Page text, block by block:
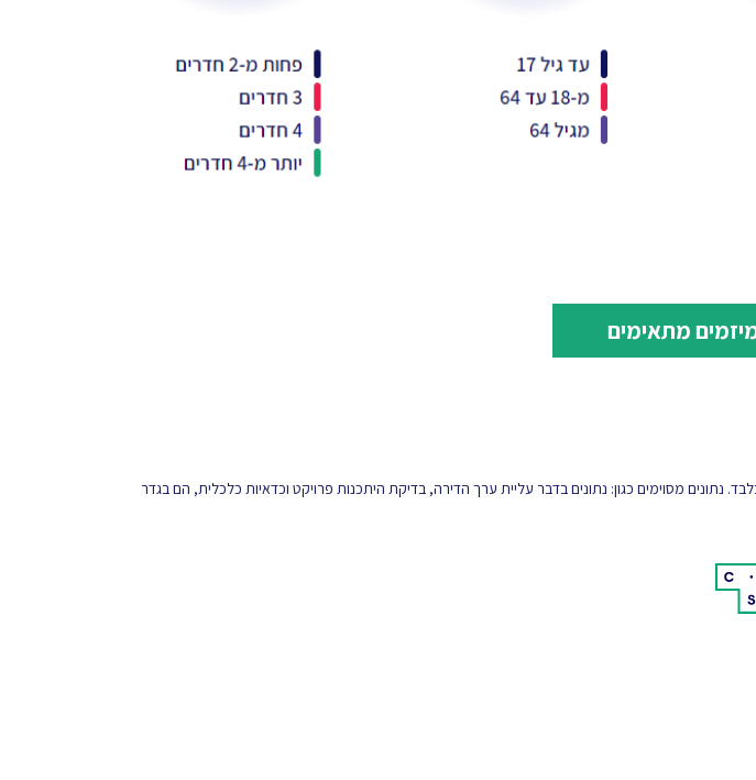
מתאימים
נתונים מסוימים כגון: נתונים בדבר עליית ערך הדירה, בדיקת היתכנות פרויקט וכדאיות כלכלית, הם בגדר